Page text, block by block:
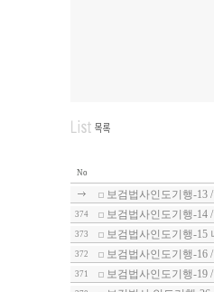
No
보검법사인도기행-13
374 보검법사인도기행-14
373 보검법사인도기행-15
372 보검법사인도기행-16
371 보검법사인도기행-19